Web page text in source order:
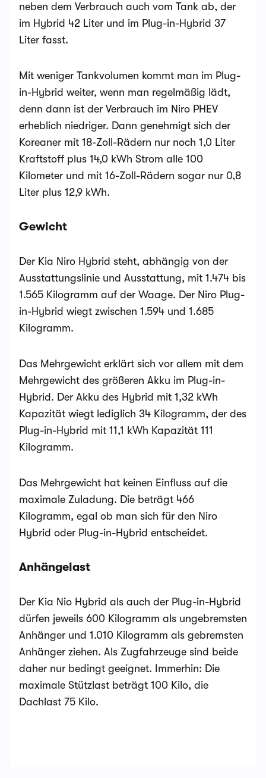
neben dem Verbrauch auch vom Tank ab, der
im Hybrid 42 Liter und im Plug-in-Hybrid 37
Liter fasst.
Mit weniger Tankvolumen kommt man im Plug-
in-Hybrid weiter, wenn man regelmäßig lädt,
denn dann ist der Verbrauch im Niro PHEV
erheblich niedriger. Dann genehmigt sich der
Koreaner mit 18-Zoll-Rädern nur noch 1,0 Liter
Kraftstoff plus 14,0 kWh Strom alle 100
Kilometer und mit 16-Zoll-Rädern sogar nur 0,8
Liter plus 12,9 kWh.
Gewicht
Der Kia Niro Hybrid steht, abhängig von der
Ausstattungslinie und Ausstattung, mit 1.474 bis
1.565 Kilogramm auf der Waage. Der Niro Plug-
in-Hybrid wiegt zwischen 1.594 und 1.685
Kilogramm.
Das Mehrgewicht erklärt sich vor allem mit dem
Mehrgewicht des größeren Akku im Plug-in-
Hybrid. Der Akku des Hybrid mit 1,32 kWh
Kapazität wiegt lediglich 34 Kilogramm, der des
Plug-in-Hybrid mit 11,1 kWh Kapazität 111
Kilogramm.
Das Mehrgewicht hat keinen Einfluss auf die
maximale Zuladung. Die beträgt 466
Kilogramm, egal ob man sich für den Niro
Hybrid oder Plug-in-Hybrid entscheidet.
Anhängelast
Der Kia Nio Hybrid als auch der Plug-in-Hybrid
dürfen jeweils 600 Kilogramm als ungebremsten
Anhänger und 1.010 Kilogramm als gebremsten
Anhänger ziehen. Als Zugfahrzeuge sind beide
daher nur bedingt geeignet. Immerhin: Die
maximale Stützlast beträgt 100 Kilo, die
Dachlast 75 Kilo.